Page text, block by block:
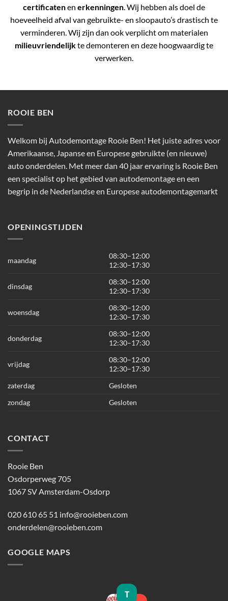
certificatenen erkenningen. Wij hebben als doel de
hoeveelheid afval van gebruikte- en sloopauto’s drastisch te
verminderen. Wij zijn dan ook verplicht om materialen
milieuvriendelijkte demonteren en deze hoogwaardig te
verwerken.
ROOIE BEN
Welkom bij Autodemontage Rooie Ben! Het juiste adres voor
Amerikaanse, Japanse en Europese gebruikte (en nieuwe)
auto onderdelen. Met meer dan 40 jaar ervaring is Rooie Ben
een specialist op het gebied van autodemontage en een
begrip in de Nederlandse en Europese autodemontagemarkt
OPENINGSTIJDEN
maandag
08:30–12:00
12:30–17:30
dinsdag
08:30–12:00
12:30–17:30
woensdag
08:30–12:00
12:30–17:30
donderdag
08:30–12:00
12:30–17:30
vrijdag
08:30–12:00
12:30–17:30
zaterdag
Gesloten
zondag
Gesloten
CONTACT
Rooie Ben
Osdorperweg 705
1067 SV Amsterdam-Osdorp
020 610 65 51 info@rooieben.com
onderdelen@rooieben.com
GOOGLE MAPS